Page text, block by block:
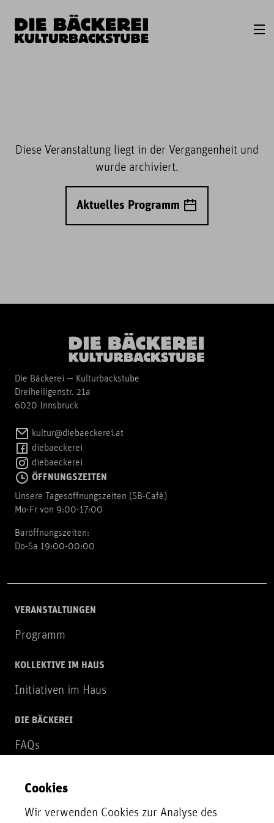
Diese Veranstaltung liegt in der Vergangenheit und
wurde archiviert.
Aktuelles Programm
Die Bäckerei — Kulturbackstube
Dreiheiligenstr. 21a
6020 Innsbruck
kultur@diebaeckerei.at
diebaeckerei
diebaeckerei
ÖFFNUNGSZEITEN
Unsere Tagesöffnungszeiten (SB-Cafè)
Mo-Fr von 9:00-17:00
Baröffnungszeiten:
Do-Sa 19:00-00:00
VERANSTALTUNGEN
Programm
KOLLEKTIVE IM HAUS
Initiativen im Haus
DIE BÄCKEREI
FAQs
NEWSLETTER
Zur Newsletter Anmeldung
Cookies
Wir verwenden Cookies zur Analyse des